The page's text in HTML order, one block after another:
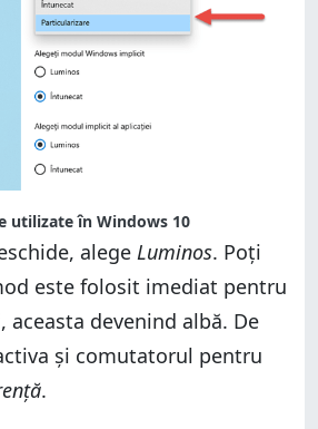
utilizate în Windows 10
alege Luminos. Poți
este folosit imediat pentru
aceasta devenind albă. De
și comutatorul pentru
.